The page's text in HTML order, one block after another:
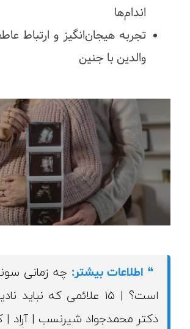
اندام‌ها
تجربه هیجان‌انگیز و ارتباط
والدین با جنین
❝ اطلاعات بیشتر: چه زمانی
است؟ | ۱۵ علائمی که نباید
دکتر محمدجواد شیرنسب | آراد |